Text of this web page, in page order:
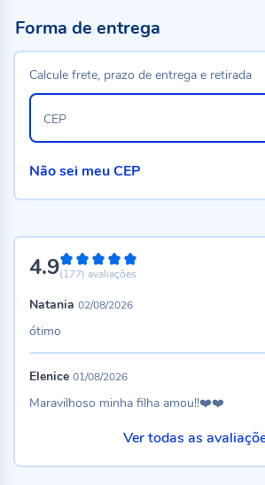
4.998%
(177) avaliações
Natania 02/08/2026
ótimo
Elenice 01/08/2026
Maravilhoso minha filha amou!!❤️❤️
Ver todas as
Forma de entrega
Calcule frete, prazo de entrega e retirada
CEP
Não sei meu CEP